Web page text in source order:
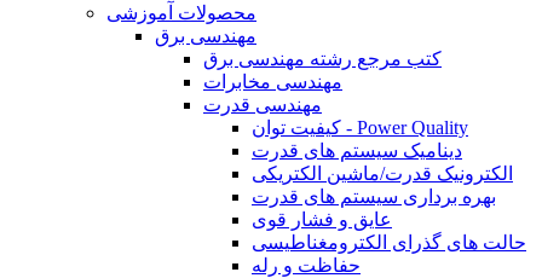
محصولات آموزشی
مهندسی برق
کتب مرجع رشته مهندسی برق
مهندسی مخابرات
مهندسی قدرت
کیفیت توان - Power Quality
دینامیک سیستم های قدرت
الکترونیک قدرت/ماشین الکتریکی
بهره برداری سیستم های قدرت
عایق و فشار قوی
حالت های گذرای الکترومغناطیسی
حفاظت و رله